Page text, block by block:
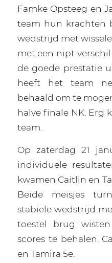
Famke Opsteeg en
team hun krachten
wedstrijd met
met een nipt
de goede prestatie
heeft het team
behaald om te
halve finale NK. Erg
team.
Op zaterdag 21
individuele
kwamen Caitlin en
Beide meisjes
stabiele wedstrijd
toestel brug
scores te behalen.
en Tamira 5e.